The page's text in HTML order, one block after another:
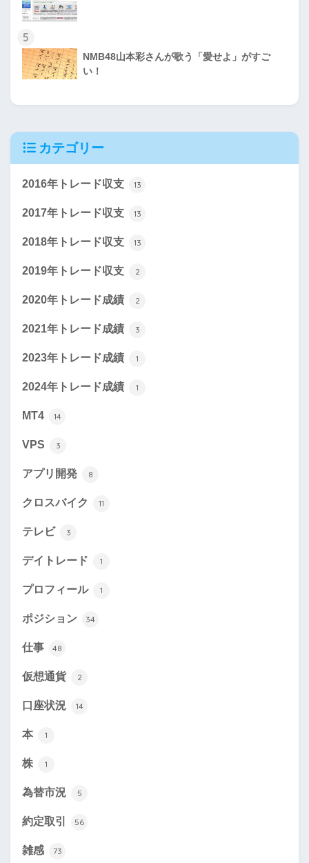
5
NMB48山本彩さんが歌う「愛せよ」がすご
い！
カテゴリー
2016年トレード収支 13
2017年トレード収支 13
2018年トレード収支 13
2019年トレード収支 2
2020年トレード成績 2
2021年トレード成績 3
2023年トレード成績 1
2024年トレード成績 1
MT4 14
VPS 3
アプリ開発 8
クロスバイク 11
テレビ 3
デイトレード 1
プロフィール 1
ポジション 34
仕事 48
仮想通貨 2
口座状況 14
本 1
株 1
為替市況 5
約定取引 56
雑感 73